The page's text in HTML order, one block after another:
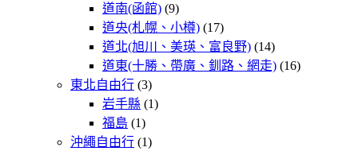
道南(函館) (9)
道央(札幌、小樽) (17)
道北(旭川、美瑛、富良野) (14)
道東(十勝、帶廣、釧路、網走) (16)
東北自由行 (3)
岩手縣 (1)
福島 (1)
沖繩自由行 (1)